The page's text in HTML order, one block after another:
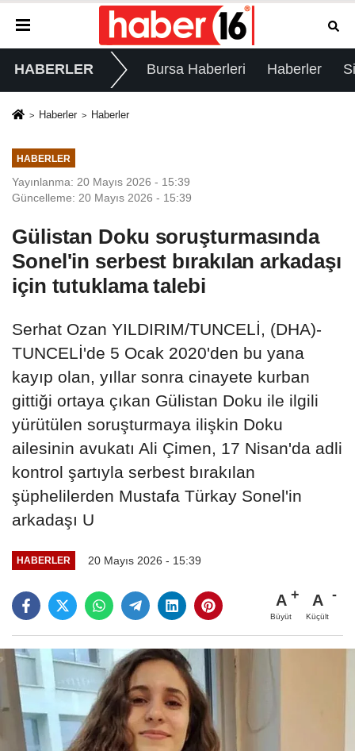
HABERLER Bursa Haberleri Haberler
Haberler Haberler
HABERLER
Yayınlanma: 20 Mayıs 2026 - 15:39
Güncelleme: 20 Mayıs 2026 - 15:39
Gülistan Doku soruşturmasında
Sonel'in serbest bırakılan arkadaşı
için tutuklama talebi
Serhat Ozan YILDIRIM/TUNCELİ, (DHA)-
TUNCELİ'de 5 Ocak 2020'den bu yana
kayıp olan, yıllar sonra cinayete kurban
gittiği ortaya çıkan Gülistan Doku ile ilgili
yürütülen soruşturmaya ilişkin Doku
ailesinin avukatı Ali Çimen, 17 Nisan'da adli
kontrol şartıyla serbest bırakılan
şüphelilerden Mustafa Türkay Sonel'in
arkadaşı U
HABERLER 20 Mayıs 2026 - 15:39
A
Büyüt
A
Küçült